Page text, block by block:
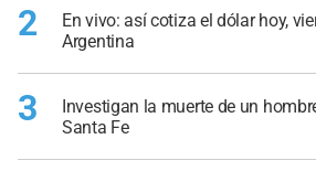
2
En vivo: así cotiza el dólar hoy,
Argentina
3
Investigan la muerte de un
Santa Fe